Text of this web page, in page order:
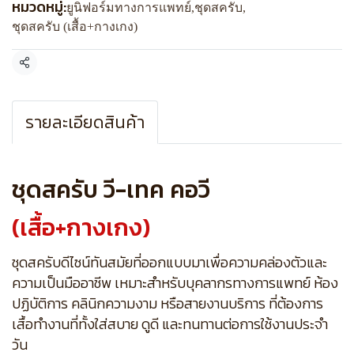
หมวดหมู่:ยูนิฟอร์มทางการแพทย์,ชุดสครับ,
ชุดสครับ (เสื้อ+กางเกง)
แชร์
รายละเอียดสินค้า
ชุดสครับ วี-เทค คอวี
(เสื้อ+กางเกง)
ชุดสครับดีไซน์ทันสมัยที่ออกแบบมาเพื่อความคล่องตัวและ
ความเป็นมืออาชีพ เหมาะสำหรับบุคลากรทางการแพทย์ ห้อง
ปฏิบัติการ คลินิกความงาม หรือสายงานบริการ ที่ต้องการ
เสื้อทำงานที่ทั้งใส่สบาย ดูดี และทนทานต่อการใช้งานประจำ
วัน